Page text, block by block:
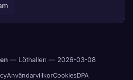
— Löthallen — 2026-03-08
AnvändarvillkorCookiesDPA